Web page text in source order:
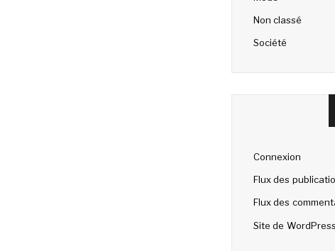
Non classé
Société
Connexion
Flux des
Flux des
Site de